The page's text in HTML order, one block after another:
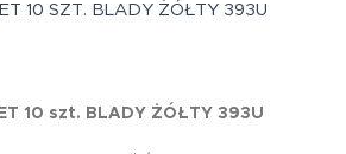
10 SZT. BLADY ŻÓŁTY 393U
10 szt. BLADY ŻÓŁTY 393U